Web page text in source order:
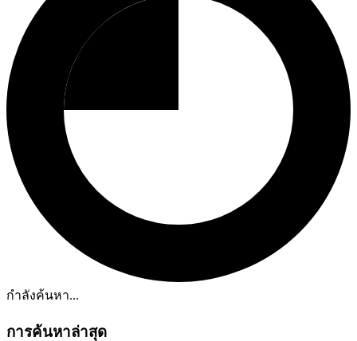
กำลังค้นหา...
การค้นหาล่าสุด